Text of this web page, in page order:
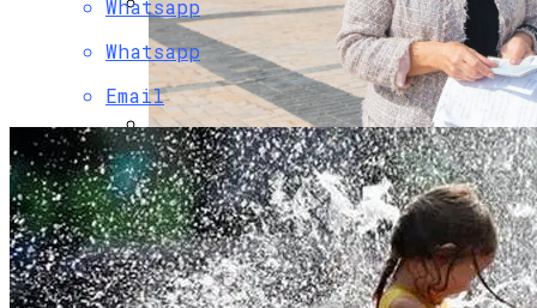
Коронавирус В США Оказался
Смертоноснее «испанки» 1918 Года
В «Борисполе» Поселилась Украинка,
Депортированная Из Казахстана
Whatsapp
Whatsapp
Email